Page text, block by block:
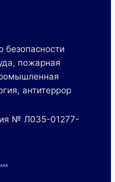
безопасности
пожарная
антитеррор
№ Л035-01277-